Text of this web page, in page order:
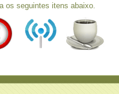
os seguintes itens abaixo.